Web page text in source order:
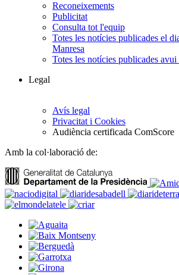
Reconeixements
Publicitat
Consulta tot l'equip
Totes les notícies publicades el
Manresa
Totes les notícies publicades avui
Legal
Avís legal
Privacitat i Cookies
Audiència certificada ComScore
Amb la col·laboració de: